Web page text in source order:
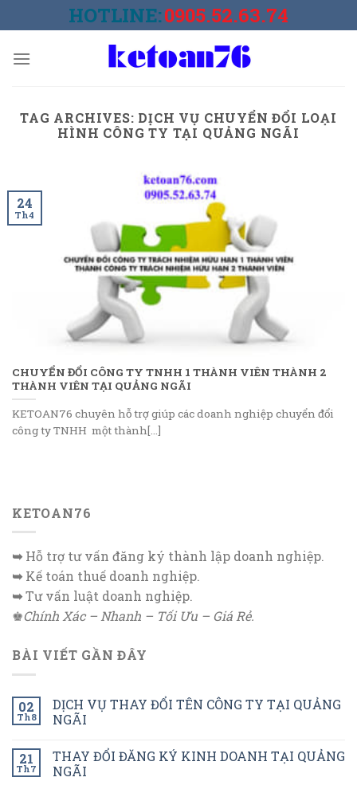
to
HOTLINE:0905.52.63.74
TAG ARCHIVES: DỊCH VỤ CHUYỂN ĐỔI LOẠI
HÌNH CÔNG TY TẠI QUẢNG NGÃI
CHUYỂN ĐỔI CÔNG TY TNHH 1 THÀNH VIÊN THÀNH 2
THÀNH VIÊN TẠI QUẢNG NGÃI
KETOAN76 chuyên hỗ trợ giúp các doanh nghiệp chuyển đổi
công ty TNHH một thành[...]
24
Th4
KETOAN76
➥Hỗ trợ tư vấn đăng ký thành lập doanh nghiệp.
➥Kế toán thuế doanh nghiệp.
➥Tư vấn luật doanh nghiệp.
♚Chính Xác – Nhanh – Tối Ưu – Giá Rẻ.
BÀI VIẾT GẦN ĐÂY
02
Th8
DỊCH VỤ THAY ĐỔI TÊN CÔNG TY TẠI QUẢNG
NGÃI
21
Th7
THAY ĐỔI ĐĂNG KÝ KINH DOANH TẠI QUẢNG
NGÃI